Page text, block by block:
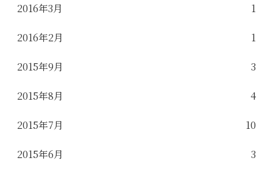
2016年3月 1
2016年2月 1
2015年9月 3
2015年8月 4
2015年7月 10
2015年6月 3